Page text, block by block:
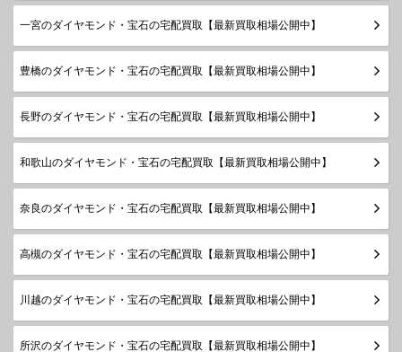
一宮のダイヤモンド・宝石の宅配買取【最新買取相場公開中】
豊橋のダイヤモンド・宝石の宅配買取【最新買取相場公開中】
長野のダイヤモンド・宝石の宅配買取【最新買取相場公開中】
和歌山のダイヤモンド・宝石の宅配買取【最新買取相場公開中】
奈良のダイヤモンド・宝石の宅配買取【最新買取相場公開中】
高槻のダイヤモンド・宝石の宅配買取【最新買取相場公開中】
川越のダイヤモンド・宝石の宅配買取【最新買取相場公開中】
所沢のダイヤモンド・宝石の宅配買取【最新買取相場公開中】